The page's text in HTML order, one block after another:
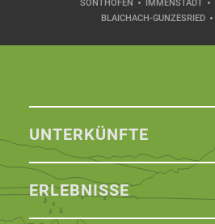
SONTHOFEN IMMENSTADT
BLAICHACH-GUNZESRIED
UNTERKÜNFTE
ERLEBNISSE